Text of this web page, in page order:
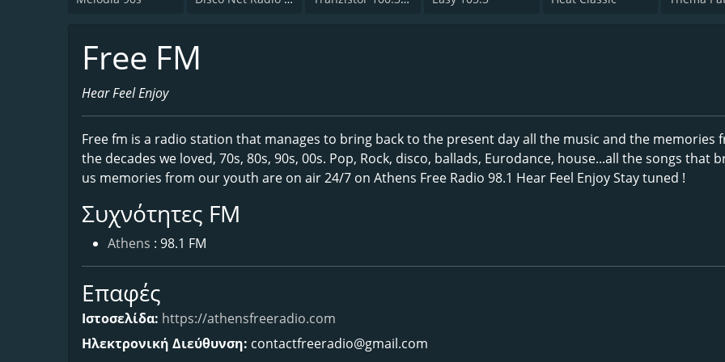
Free FM
Hear Feel Enjoy
Free fm is a radio station that manages to bring back to the present day all the music and the memories
the decades we loved, 70s, 80s, 90s, 00s. Pop, Rock, disco, ballads, Eurodance, house...all the songs that
us memories from our youth are on air 24/7 on Athens Free Radio 98.1 Hear Feel Enjoy Stay tuned !
Συχνότητες FM
Athens : 98.1 FM
Επαφές
Ιστοσελίδα: https://athensfreeradio.com
Ηλεκτρονική Διεύθυνση: contactfreeradio@gmail.com